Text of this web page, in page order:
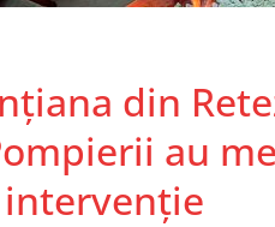
din
au